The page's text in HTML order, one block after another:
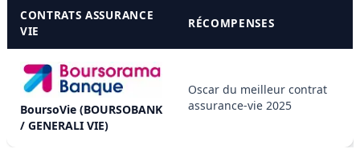
CONTRATS ASSURANCE
VIE
RÉCOMPENSES
BoursoVie (BOURSOBANK
/ GENERALI VIE)
Oscar du meilleur contrat
assurance-vie 2025